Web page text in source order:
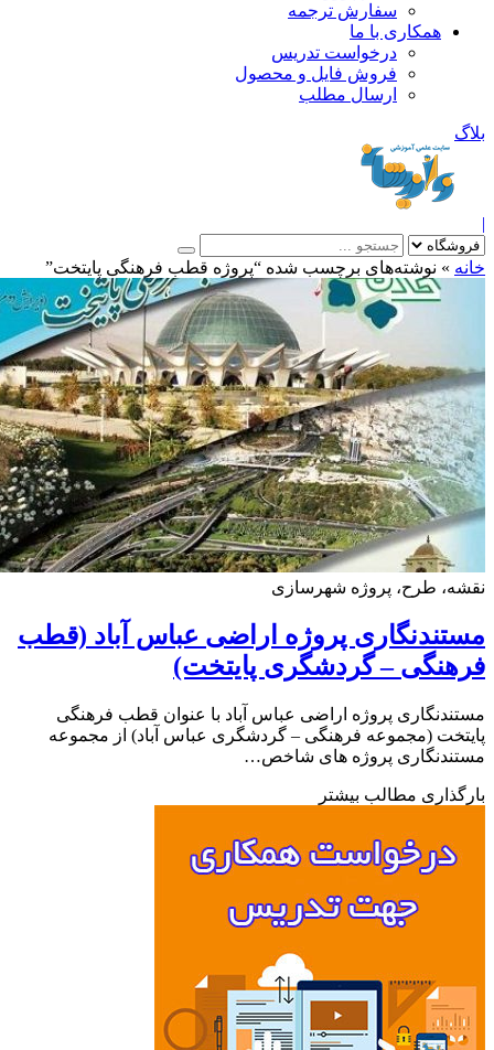
سفارش ترجمه
همکاری با ما
درخواست تدریس
فروش فایل و محصول
ارسال مطلب
»نوشته‌های برچسب شده “پروژه قطب فرهنگی پایتخت”
طرح، پروژه شهرسازی
پروژه اراضی عباس آباد (قطب
– گردشگری پایتخت)
پروژه اراضی عباس آباد با عنوان قطب فرهنگی
(مجموعه فرهنگی – گردشگری عباس آباد) از مجموعه
پروژه های شاخص…
مطالب بیشتر